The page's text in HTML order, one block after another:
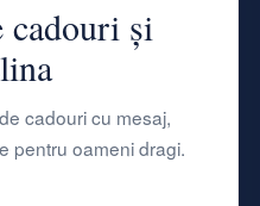
cadouri și
cadouri cu mesaj,
pentru oameni dragi.